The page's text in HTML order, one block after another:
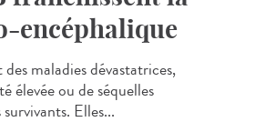
encéphalique
maladies dévastatrices,
élevée ou de séquelles
Elles...